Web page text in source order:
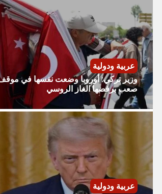
عربية ودولية
وزير تركي: أوروبا وضعت نفسها في
صعب برفضها الغاز الروسي
عربية ودولية